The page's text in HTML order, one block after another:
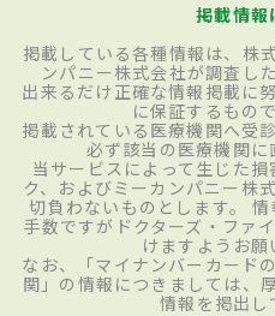
掲載情報
掲載している各種情報は、株
ンパニー株式会社が調査し
出来るだけ正確な情報掲載に
に保証するもの
掲載されている医療機関へ受
必ず該当の医療機関に
当サービスによって生じた
ク、およびミーカンパニー株
切負わないものとします。
手数ですがドクターズ・ファ
けますようお願
なお、「マイナンバーカード
関」の情報につきましては、
情報を掲出し